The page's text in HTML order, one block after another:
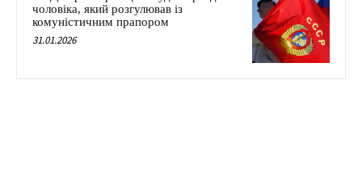
чоловіка, який розгулював із
комуністичним прапором
31.01.2026